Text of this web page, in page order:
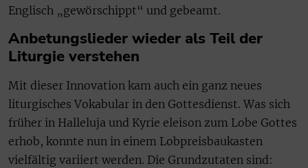
Englisch „gewörschippt“ und gebeamt.
Anbetungslieder wieder als Teil der
Liturgie verstehen
Mit dieser Innovation kam auch ein ganz neues
liturgisches Vokabular in den Gottesdienst. Was sich
früher in Halleluja und Kyrie eleison zum Lobe Gottes
erhob, konnte nun in einem Lobpreisbaukasten
vielfältig variiert werden. Die Grundzutaten sind: